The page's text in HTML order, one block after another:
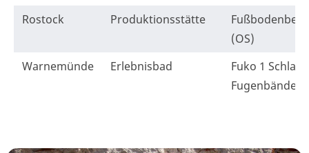
Rostock Produktionsstätte
(OS)
Warnemünde
Erlebnisbad
Fuko 1
Fugenbänder